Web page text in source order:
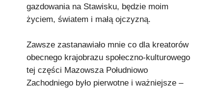
gazdowania na Stawisku, będzie moim
życiem, światem i małą ojczyzną.
Zawsze zastanawiało mnie co dla kreatorów
obecnego krajobrazu społeczno-kulturowego
tej części Mazowsza Południowo
Zachodniego było pierwotne i ważniejsze –